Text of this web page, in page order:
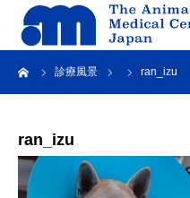
診療風景 ran_izu
ran_izu
Home
service